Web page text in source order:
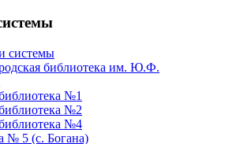
системы
библиотека им. Ю.Ф.
№1
№2
№4
№ 5 (с. Богана)